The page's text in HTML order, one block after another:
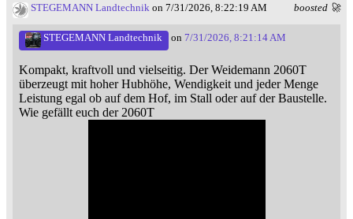
boosted 🚀
STEGEMANN Landtechnik on 7/31/2026, 8:22:19 AM
STEGEMANN Landtechnik on 7/31/2026, 8:21:14 AM
Kompakt, kraftvoll und vielseitig. Der Weidemann 2060T
überzeugt mit hoher Hubhöhe, Wendigkeit und jeder Menge
Leistung egal ob auf dem Hof, im Stall oder auf der Baustelle.
Wie gefällt euch der 2060T